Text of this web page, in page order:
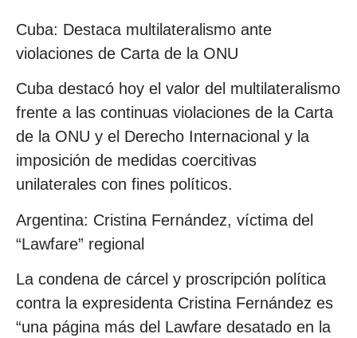
Cuba: Destaca multilateralismo ante
violaciones de Carta de la ONU
Cuba destacó hoy el valor del multilateralismo
frente a las continuas violaciones de la Carta
de la ONU y el Derecho Internacional y la
imposición de medidas coercitivas
unilaterales con fines políticos.
Argentina: Cristina Fernández, víctima del
“Lawfare” regional
La condena de cárcel y proscripción política
contra la expresidenta Cristina Fernández es
“una página más del Lawfare desatado en la